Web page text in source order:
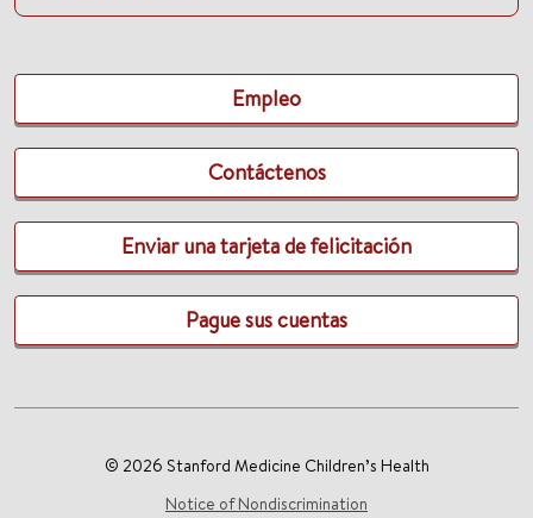
Empleo
Contáctenos
Enviar una tarjeta de felicitación
Pague sus cuentas
© 2026 Stanford Medicine Children’s Health
Notice of Nondiscrimination